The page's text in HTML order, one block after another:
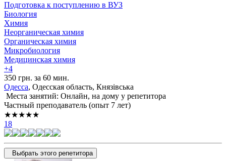
Подготовка к поступлению в ВУЗ
Биология
Химия
Неорганическая химия
Органическая химия
Микробиология
Медицинская химия
+4
350 грн. за 60 мин.
Одесса, Одесская область, Князівська
Места занятий: Онлайн, на дому у репетитора
Частный преподаватель (опыт 7 лет)
★★★★★
18
Выбрать этого репетитора